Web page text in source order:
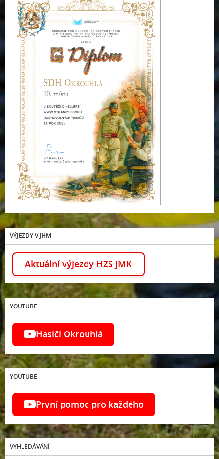
VÝJEZDY V JHM
Aktuální výjezdy HZS JMK
YOUTUBE
Hasiči Okrouhlá
YOUTUBE
První pomoc pro každého
VYHLEDÁVÁNÍ